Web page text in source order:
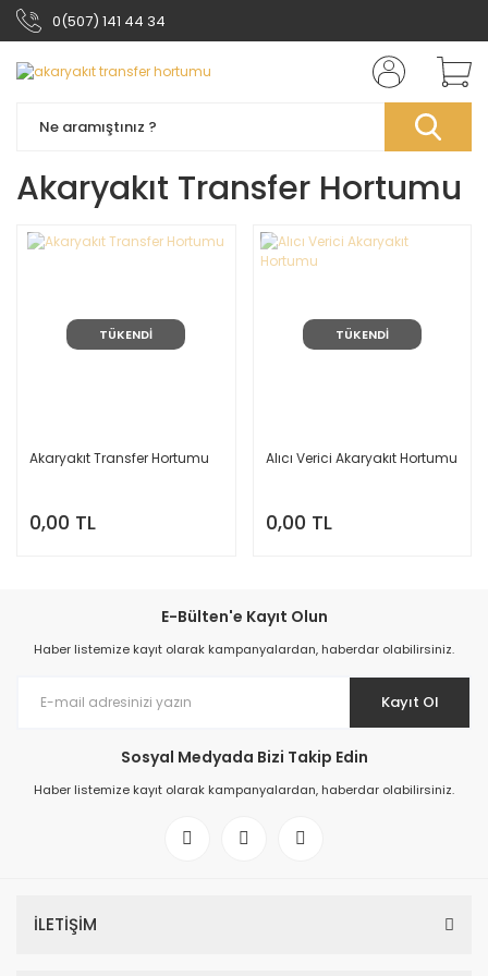
0(507) 141 44 34
Akaryakıt Transfer Hortumu
TÜKENDİ
Akaryakıt Transfer Hortumu
0,00 TL
TÜKENDİ
Alıcı Verici Akaryakıt Hortumu
0,00 TL
E-Bülten'e Kayıt Olun
Haber listemize kayıt olarak kampanyalardan, haberdar olabilirsiniz.
Kayıt Ol
Sosyal Medyada Bizi Takip Edin
Haber listemize kayıt olarak kampanyalardan, haberdar olabilirsiniz.
İLETİŞİM